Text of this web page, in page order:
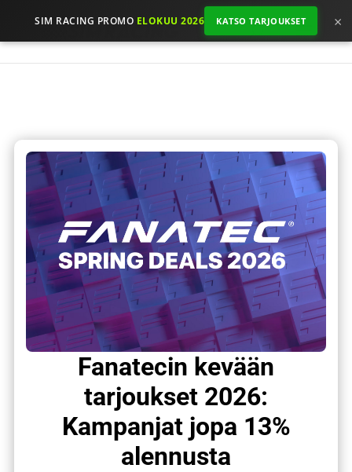
SIM RACING PROMO ELOKUU 2026 KATSO TARJOUKSET ×
Fanatecin kevään
tarjoukset 2026:
Kampanjat jopa 13%
alennusta